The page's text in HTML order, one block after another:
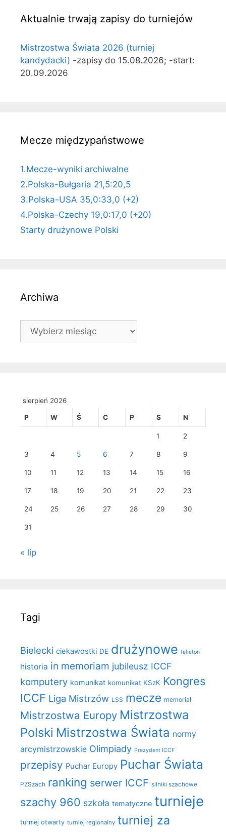
Aktualnie trwają zapisy do turniejów
Mistrzostwa Świata 2026 (turniej
kandydacki) -zapisy do 15.08.2026; -start:
20.09.2026
Mecze międzypaństwowe
1.Mecze-wyniki archiwalne
2.Polska-Bułgaria 21,5:20,5
3.Polska-USA 35,0:33,0 (+2)
4.Polska-Czechy 19,0:17,0 (+20)
Starty drużynowe Polski
Archiwa
Archiwa
sierpień 2026
P W Ś C P S N
1 2
3 4 5 6 7 8 9
10 11 12 13 14 15 16
17 18 19 20 21 22 23
24 25 26 27 28 29 30
31
« lip
Tagi
Bielecki ciekawostki DE drużynowe felieton
historia in memoriam jubileusz ICCF
komputery komunikat komunikat KSzK Kongres
ICCF Liga Mistrzów LSS mecze memoriał
Mistrzostwa Europy Mistrzostwa
Polski Mistrzostwa Świata normy
arcymistrzowskie Olimpiady Prezydent ICCF
przepisy Puchar Europy Puchar Świata
PZSzach ranking serwer ICCF silniki szachowe
szachy 960 szkoła tematyczne turnieje
turniej otwarty turniej regionalny turniej za